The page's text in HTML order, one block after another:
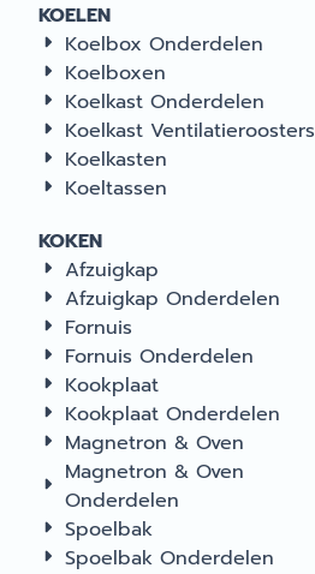
KOELEN
Koelbox Onderdelen
Koelboxen
Koelkast Onderdelen
Koelkast Ventilatieroosters
Koelkasten
Koeltassen
KOKEN
Afzuigkap
Afzuigkap Onderdelen
Fornuis
Fornuis Onderdelen
Kookplaat
Kookplaat Onderdelen
Magnetron & Oven
Magnetron & Oven
Onderdelen
Spoelbak
Spoelbak Onderdelen